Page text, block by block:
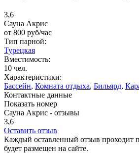
3,6
Сауна Акрис
от 800 руб/час
Тип парной:
Турецкая
Вместимость:
10 чел.
Характеристики:
Бассейн, Комната отдыха, Бильярд,
Контактные данные
Показать номер
Сауна Акрис - отзывы
3,6
Оставить отзыв
Каждый оставленный отзыв проходит
будет размещен на сайте.